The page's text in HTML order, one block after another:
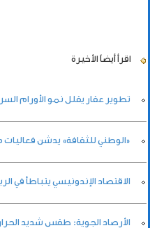
اقرأ أيضاً الأخيرة
تطوير عقار يقلل نمو الأورام
«الوطني للثقافة» يدشن فعاليات
الاقتصاد الإندونيسي يتباطأ في
الأرصاد الجوية: طقس شديد